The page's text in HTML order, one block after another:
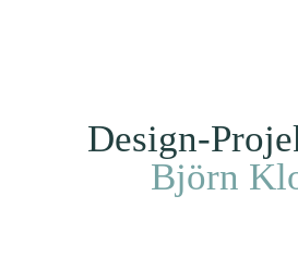
Design-
Björn